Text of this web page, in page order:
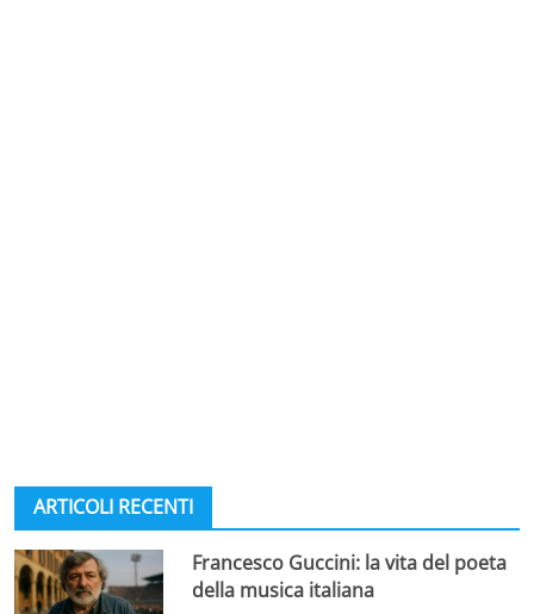
ARTICOLI RECENTI
Francesco Guccini: la vita del poeta
della musica italiana